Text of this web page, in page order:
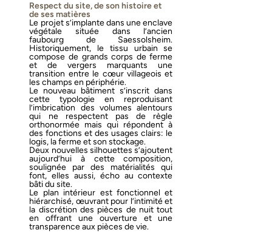
Respect du site, de son histoire et
de ses matières
Le projet s’implante dans une enclave
végétale située dans l’ancien
faubourg de Saessolsheim.
Historiquement, le tissu urbain se
compose de grands corps de ferme
et de vergers marquants une
transition entre le cœur villageois et
les champs en périphérie.
Le nouveau bâtiment s’inscrit dans
cette typologie en reproduisant
l’imbrication des volumes alentours
qui ne respectent pas de règle
orthonormée mais qui répondent à
des fonctions et des usages clairs: le
logis, la ferme et son stockage.
Deux nouvelles silhouettes s’ajoutent
aujourd’hui à cette composition,
soulignée par des matérialités qui
font, elles aussi, écho au contexte
bâti du site.
Le plan intérieur est fonctionnel et
hiérarchisé, œuvrant pour l’intimité et
la discrétion des pièces de nuit tout
en offrant une ouverture et une
transparence aux pièces de vie.